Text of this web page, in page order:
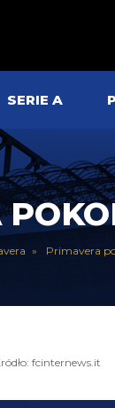
SERIE A
Primavera
fcinternews.it